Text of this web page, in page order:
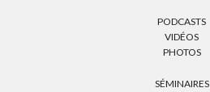
PODCASTS
VIDÉOS
PHOTOS
SÉMINAIRES